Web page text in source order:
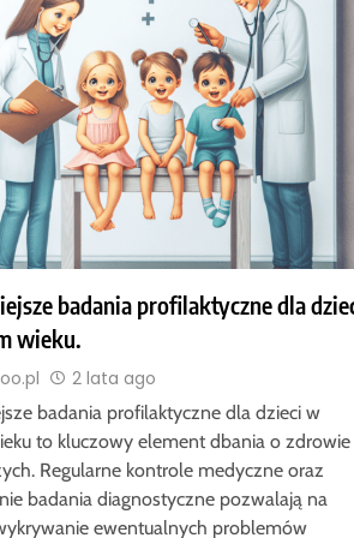
badania profilaktyczne dla
wieku.
2 lata ago
badania profilaktyczne dla dzieci w
to kluczowy element dbania o zdrowie
Regularne kontrole medyczne oraz
badania diagnostyczne pozwalają na
ewentualnych problemów